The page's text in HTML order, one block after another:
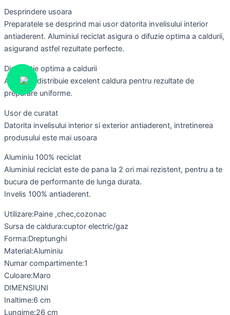
Desprindere usoara
Preparatele se desprind mai usor datorita invelisului interior
antiaderent. Aluminiul reciclat asigura o difuzie optima a caldurii,
asigurand astfel rezultate perfecte.
Distributie optima a caldurii
Aluminiul distribuie excelent caldura pentru rezultate de
preparare uniforme.
Usor de curatat
Datorita invelisului interior si exterior antiaderent, intretinerea
produsului este mai usoara
Aluminiu 100% reciclat
Aluminiul reciclat este de pana la 2 ori mai rezistent, pentru a te
bucura de performante de lunga durata.
Invelis 100% antiaderent.
Utilizare:Paine ,chec,cozonac
Sursa de caldura:cuptor electric/gaz
Forma:Dreptunghi
Material:Aluminiu
Numar compartimente:1
Culoare:Maro
DIMENSIUNI
Inaltime:6 cm
Lungime:26 cm